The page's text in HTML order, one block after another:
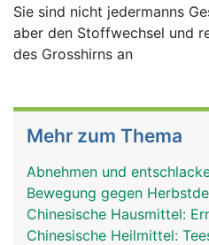
Sie sind nicht jedermanns
aber den Stoffwechsel und
des Grosshirns an
Mehr zum Thema
Abnehmen und
Bewegung gegen
Chinesische Hausmittel:
Chinesische Heilmittel: